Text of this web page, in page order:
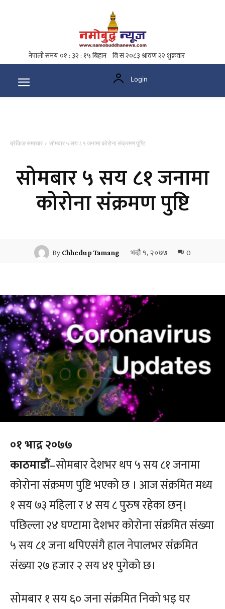
Login
ब्रेकिङ समाचार सोमबार ५ सय ८१ जनामा कोरोना संक्रमण पुष्टि
सोमबार ५ सय ८१ जनामा
कोरोना संक्रमण पुष्टि
By Chhedup Tamang भदौ १, २०७७ 0
०१ भाद्र २०७७
काठमाडौं–सोमबार देशभर थप ५ सय ८१ जनामा
कोरोना संक्रमण पुष्टि भएको छ । आज संक्रमित मध्य
१ सय ७३ महिला र ४ सय ८ पुरुष रहेका छन्।
पछिल्ला २४ घण्टामा देशभर कोरोना संक्रमित संख्या
५ सय ८१ जना थपिएसंगै हाल नेपालभर संक्रमित
संख्या २७ हजार २ सय ४१ पुगेको छ।
सोमबार १ सय ६० जना संक्रमित निको भइ घर